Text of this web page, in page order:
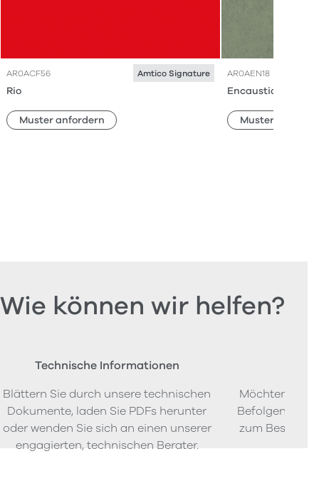
AR0ACF56 Amtico Signature
Rio
Muster anfordern
AR0AEN18
Encaustic Okra
Muster
Wie können wir helfen?
Technische Informationen
Blättern Sie durch unsere technischen
Dokumente, laden Sie PDFs herunter
oder wenden Sie sich an einen unserer
engagierten, technischen Berater.
Möchten Sie
Befolgen Sie
zum